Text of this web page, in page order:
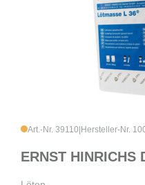
Art.-Nr. 39110 Hersteller-Nr.
ERNST HINRICHS